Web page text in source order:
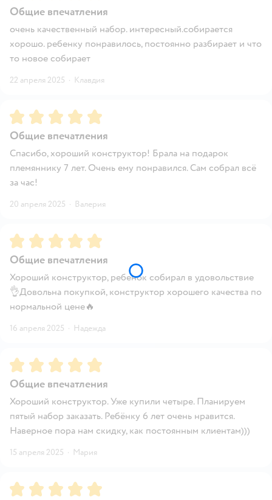
Общие впечатления
очень качественный набор. интересный.собирается
хорошо. ребенку понравилось, постоянно разбирает и что
то новое собирает
22 апреля 2025 · Клавдия
Рейтинг:5
Общие впечатления
Спасибо, хороший конструктор! Брала на подарок
племяннику 7 лет. Очень ему понравился. Сам собрал всё
за час!
20 апреля 2025 · Валерия
Рейтинг:5
Общие впечатления
Хороший конструктор, ребенок собирал в удовольствие
👌Довольна покупкой, конструктор хорошего качества по
нормальной цене🔥
16 апреля 2025 · Надежда
Рейтинг:5
Общие впечатления
Хороший конструктор. Уже купили четыре. Планируем
пятый набор заказать. Ребёнку 6 лет очень нравится.
Наверное пора нам скидку, как постоянным клиентам)))
15 апреля 2025 · Мария
Рейтинг:5